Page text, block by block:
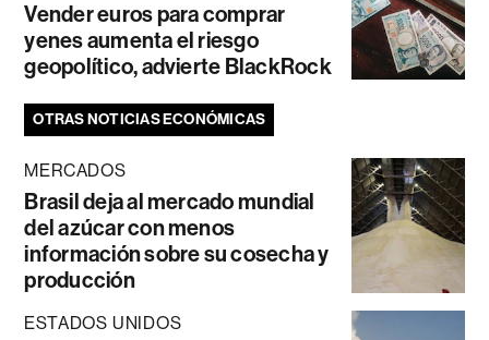
Vender euros para comprar
yenes aumenta el riesgo
geopolítico, advierte BlackRock
OTRAS NOTICIAS ECONÓMICAS
MERCADOS
Brasil deja al mercado mundial
del azúcar con menos
información sobre su cosecha y
producción
ESTADOS UNIDOS